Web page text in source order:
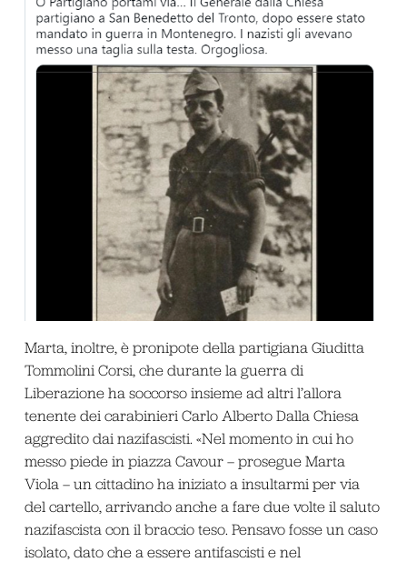
Marta, inoltre, è pronipote della partigiana Giuditta
Tommolini Corsi, che durante la guerra di
Liberazione ha soccorso insieme ad altri l’allora
tenente dei carabinieri Carlo Alberto Dalla Chiesa
aggredito dai nazifascisti. «Nel momento in cui ho
messo piede in piazza Cavour – prosegue Marta
Viola – un cittadino ha iniziato a insultarmi per via
del cartello, arrivando anche a fare due volte il saluto
nazifascista con il braccio teso. Pensavo fosse un caso
isolato, dato che a essere antifascisti e nel